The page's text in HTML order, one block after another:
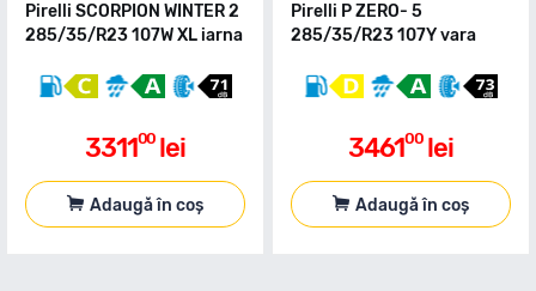
Pirelli SCORPION WINTER 2
285/35/R23 107W XL iarna
331100 lei
Adaugă în coș
Pirelli P ZERO- 5
285/35/R23 107Y vara
346100 lei
Adaugă în coș